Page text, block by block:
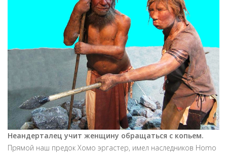
Неандерталец учит женщину обращаться с копьем.
Прямой наш предок Хомо эргастер, имел наследников Homo